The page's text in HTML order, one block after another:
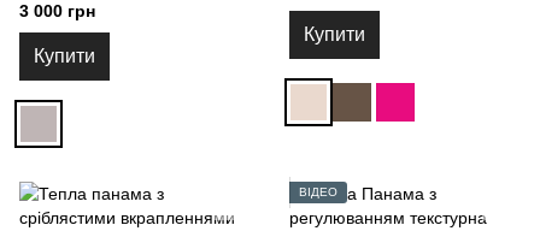
3 000 грн
Купити
Купити
ВІДЕО